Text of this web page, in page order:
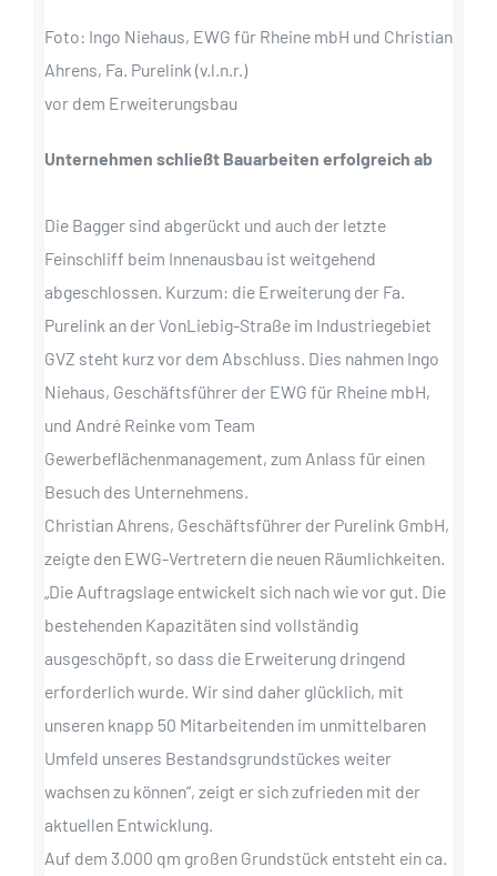
Foto: Ingo Niehaus, EWG für Rheine mbH und Christian
Ahrens, Fa. Purelink (v.l.n.r.)
vor dem Erweiterungsbau
Unternehmen schließt Bauarbeiten erfolgreich ab
Die Bagger sind abgerückt und auch der letzte
Feinschliff beim Innenausbau ist weitgehend
abgeschlossen. Kurzum: die Erweiterung der Fa.
Purelink an der VonLiebig-Straße im Industriegebiet
GVZ steht kurz vor dem Abschluss. Dies nahmen Ingo
Niehaus, Geschäftsführer der EWG für Rheine mbH,
und André Reinke vom Team
Gewerbeflächenmanagement, zum Anlass für einen
Besuch des Unternehmens.
Christian Ahrens, Geschäftsführer der Purelink GmbH,
zeigte den EWG-Vertretern die neuen Räumlichkeiten.
„Die Auftragslage entwickelt sich nach wie vor gut. Die
bestehenden Kapazitäten sind vollständig
ausgeschöpft, so dass die Erweiterung dringend
erforderlich wurde. Wir sind daher glücklich, mit
unseren knapp 50 Mitarbeitenden im unmittelbaren
Umfeld unseres Bestandsgrundstückes weiter
wachsen zu können“, zeigt er sich zufrieden mit der
aktuellen Entwicklung.
Auf dem 3.000 qm großen Grundstück entsteht ein ca.